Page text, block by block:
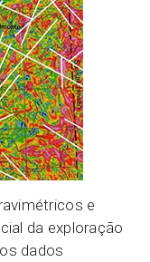
e
da exploração
dados